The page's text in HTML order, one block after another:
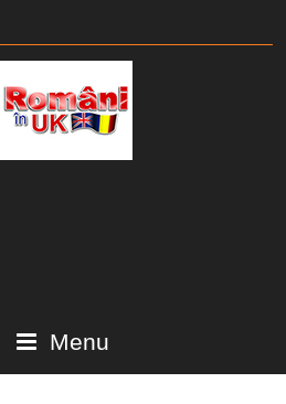
Menu